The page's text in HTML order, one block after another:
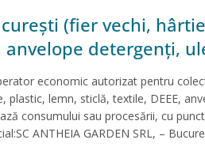
(fier vechi,
anvelope detergenți,
economic autorizat pentru
lemn, sticlă, textile, DEEE,
consumului sau procesării, cu
ANTHEIA GARDEN SRL, –